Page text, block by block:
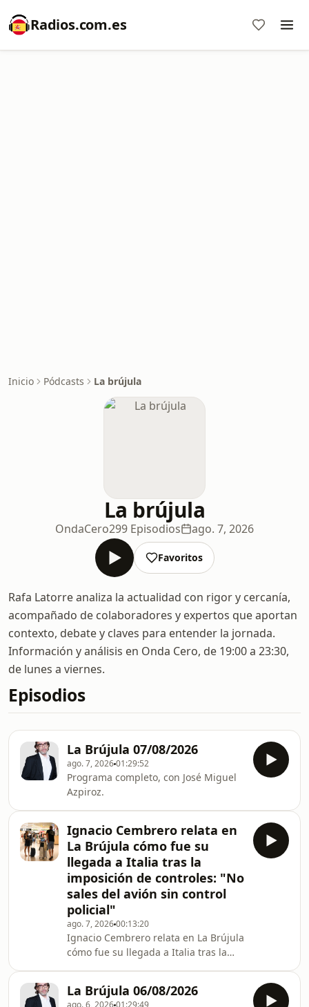
Radios.com.es
Inicio Pódcasts La brújula
La brújula
OndaCero299 Episodios ago. 7, 2026
Favoritos
Rafa Latorre analiza la actualidad con rigor y cercanía,
acompañado de colaboradores y expertos que aportan
contexto, debate y claves para entender la jornada.
Información y análisis en Onda Cero, de 19:00 a 23:30,
de lunes a viernes.
Episodios
La Brújula 07/08/2026
ago. 7, 202601:29:52
Programa completo, con José Miguel
Azpiroz.
Ignacio Cembrero relata en
La Brújula cómo fue su
llegada a Italia tras la
imposición de controles: "No
sales del avión sin control
policial"
ago. 7, 202600:13:20
Ignacio Cembrero relata en La Brújula
cómo fue su llegada a Italia tras la
La Brújula 06/08/2026
ago. 6, 202601:29:49